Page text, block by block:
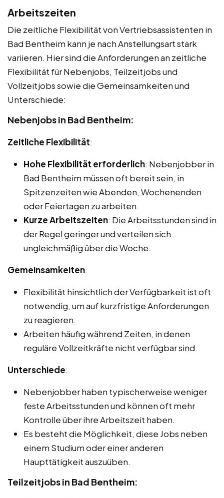
Arbeitszeiten
Die zeitliche Flexibilität von Vertriebsassistenten in
Bad Bentheim kann je nach Anstellungsart stark
variieren. Hier sind die Anforderungen an zeitliche
Flexibilität für Nebenjobs, Teilzeitjobs und
Vollzeitjobs sowie die Gemeinsamkeiten und
Unterschiede:
Nebenjobs in Bad Bentheim:
Zeitliche Flexibilität:
Hohe Flexibilität erforderlich: Nebenjobber in
Bad Bentheim müssen oft bereit sein, in
Spitzenzeiten wie Abenden, Wochenenden
oder Feiertagen zu arbeiten.
Kurze Arbeitszeiten: Die Arbeitsstunden sind in
der Regel geringer und verteilen sich
ungleichmäßig über die Woche.
Gemeinsamkeiten:
Flexibilität hinsichtlich der Verfügbarkeit ist oft
notwendig, um auf kurzfristige Anforderungen
zu reagieren.
Arbeiten häufig während Zeiten, in denen
reguläre Vollzeitkräfte nicht verfügbar sind.
Unterschiede:
Nebenjobber haben typischerweise weniger
feste Arbeitsstunden und können oft mehr
Kontrolle über ihre Arbeitszeit haben.
Es besteht die Möglichkeit, diese Jobs neben
einem Studium oder einer anderen
Haupttätigkeit auszuüben.
Teilzeitjobs in Bad Bentheim: